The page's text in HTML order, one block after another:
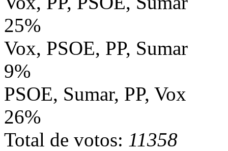
25%
Vox, PSOE, PP, Sumar
9%
PSOE, Sumar, PP, Vox
26%
Total de votos: 11358